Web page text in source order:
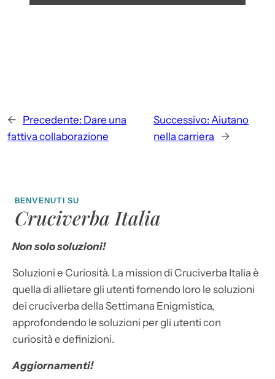
← Precedente: Dare una
fattiva collaborazione
Successivo: Aiutano
nella carriera
→
BENVENUTI SU
Cruciverba Italia
Non solo soluzioni!
Soluzioni e Curiosità. La mission di Cruciverba Italia è
quella di allietare gli utenti fornendo loro le soluzioni
dei cruciverba della Settimana Enigmistica,
approfondendo le soluzioni per gli utenti con
curiosità e definizioni.
Aggiornamenti!